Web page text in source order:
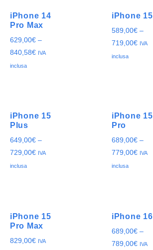
iPhone 14
Pro Max
629,00€ –
840,58€ IVA
inclusa
iPhone 15
589,00€ –
719,00€ IVA
inclusa
iPhone 15
Plus
649,00€ –
729,00€ IVA
inclusa
iPhone 15
Pro
689,00€ –
779,00€ IVA
inclusa
iPhone 15
Pro Max
829,00€ IVA
iPhone 16
689,00€ –
789,00€ IVA